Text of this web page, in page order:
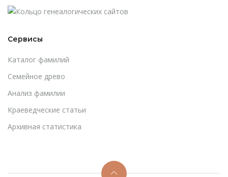
Сервисы
Каталог фамилий
Cемейное древо
Анализ фамилии
Краеведческие статьи
Архивная статистика